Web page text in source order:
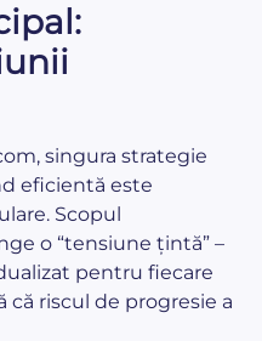
singura strategie
eficientă este
Scopul
o “tensiune țintă” –
pentru fiecare
că riscul de progresie a